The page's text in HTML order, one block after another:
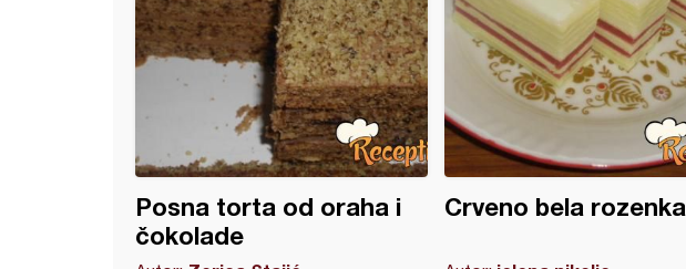
Posna torta od oraha i
čokolade
Crveno bela rozenka